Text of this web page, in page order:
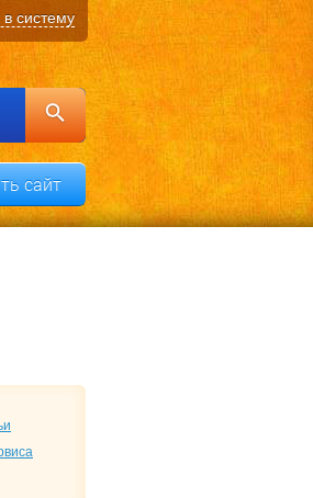
в систему
сайт